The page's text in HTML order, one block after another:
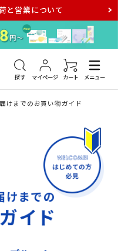
と営業について
探す マイページ カート メニュー
リスト メガネ
けまでのお買い物ガイド